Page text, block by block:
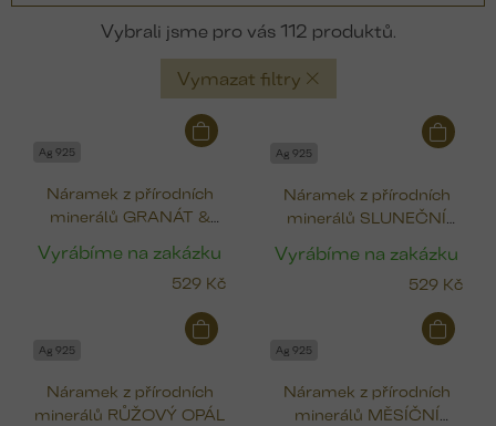
Vymazat filtry
112
Ag 925
Náramek z přírodních
minerálů GRANÁT &
Vyrábíme na zakázku
529 Kč
Ag 925
Náramek z přírodních
minerálů SLUNEČNÍ
Vyrábíme na zakázku
529 Kč
Ag 925
Náramek z přírodních
minerálů RŮŽOVÝ OPÁL
Ag 925
Náramek z přírodních
minerálů MĚSÍČNÍ